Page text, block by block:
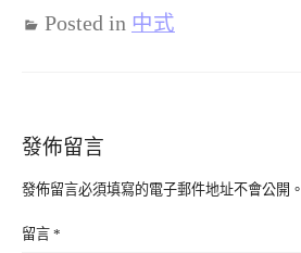
Posted in 中式
發佈留言
發佈留言必須填寫的電子郵件地址不會公開。
留言 *